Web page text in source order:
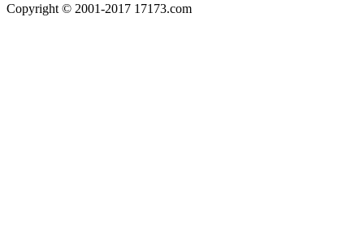
Copyright © 2001-2017 17173.com